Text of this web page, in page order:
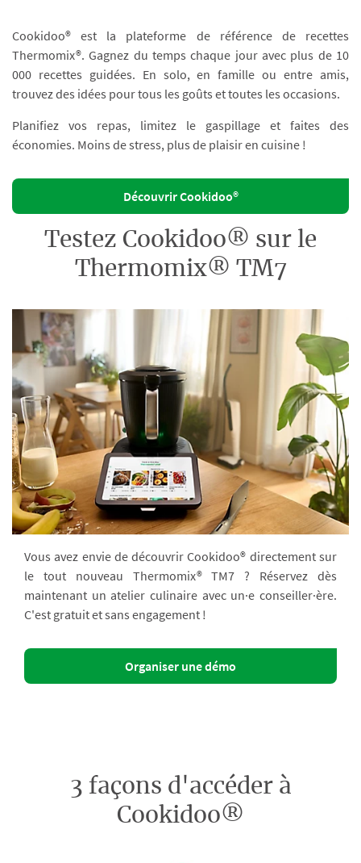
Cookidoo® est la plateforme de référence de recettes
Thermomix®. Gagnez du temps chaque jour avec plus de 10
000 recettes guidées. En solo, en famille ou entre amis,
trouvez des idées pour tous les goûts et toutes les occasions.
Planifiez vos repas, limitez le gaspillage et faites des
économies. Moins de stress, plus de plaisir en cuisine !
Découvrir Cookidoo®
Testez Cookidoo® sur le
Thermomix® TM7
Vous avez envie de découvrir Cookidoo® directement sur
le tout nouveau Thermomix® TM7 ? Réservez dès
maintenant un atelier culinaire avec un·e conseiller·ère.
C'est gratuit et sans engagement !
Organiser une démo
3 façons d'accéder à
Cookidoo®